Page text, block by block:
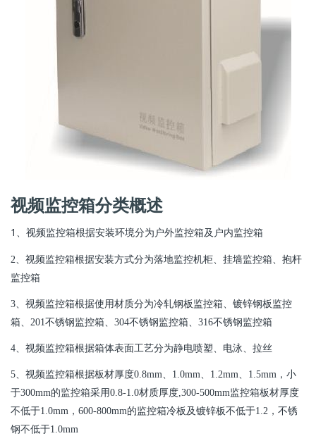
视频监控箱分类概述
1、 视频监控箱根据安装环境分为户外监控箱及户内监控箱
2、视频监控箱根据安装方式分为落地监控机柜、挂墙监控箱、抱杆
监控箱
3、视频监控箱根据使用材质分为冷轧钢板监控箱、镀锌钢板监控
箱、201不锈钢监控箱、304不锈钢监控箱、316不锈钢监控箱
4、视频监控箱根据箱体表面工艺分为静电喷塑、电泳、拉丝
5、视频监控箱根据板材厚度0.8mm、1.0mm、1.2mm、1.5mm，小
于300mm的监控箱采用0.8-1.0材质厚度,300-500mm监控箱板材厚度
不低于1.0mm，600-800mm的监控箱冷板及镀锌板不低于1.2，不锈
钢不低于1.0mm